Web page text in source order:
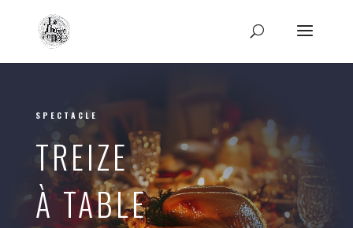
SPECTACLE
TREIZE
À TABLE